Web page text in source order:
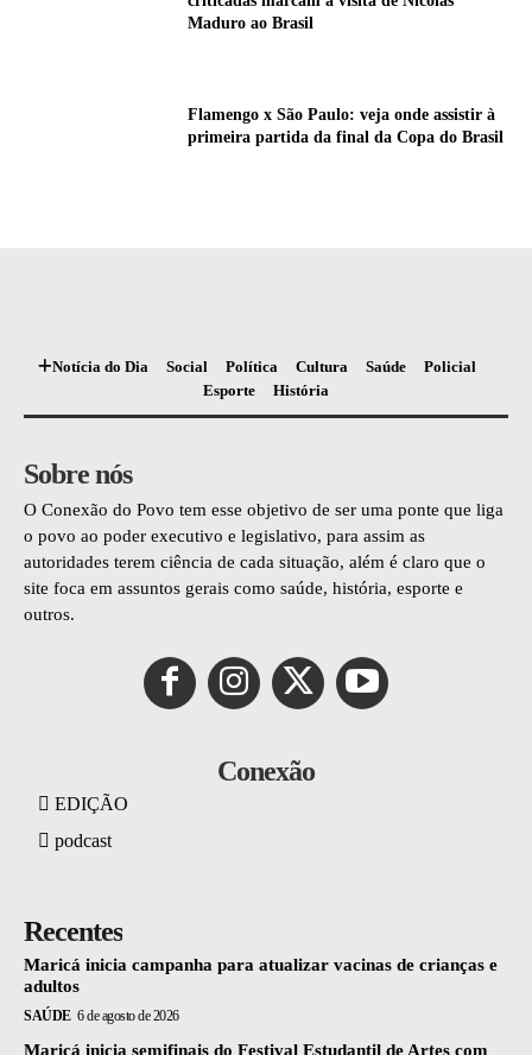
Maduro ao Brasil
Flamengo x São Paulo: veja onde assistir à
primeira partida da final da Copa do Brasil
Notícia do Dia Social Política Cultura Saúde
Policial
Esporte
História
Sobre nós
O Conexão do Povo tem esse objetivo de ser uma ponte que liga
o povo ao poder executivo e legislativo, para assim as
autoridades terem ciência de cada situação, além é claro que o
site foca em assuntos gerais como saúde, história, esporte e
outros.
Conexão
EDIÇÃO
podcast
Recentes
Maricá inicia campanha para atualizar vacinas de crianças e
adultos
SAÚDE 6 de agosto de 2026
Maricá inicia semifinais do Festival Estudantil de Artes com